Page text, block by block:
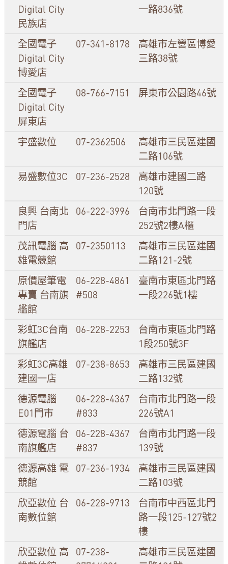
Digital City
民族店
一路836號
全國電子
Digital City
博愛店
07-341-8178
高雄市左營區博愛
三路38號
全國電子
Digital City
屏東店
08-766-7151 屏東市公園路46號
宇盛數位 07-2362506
高雄市三民區建國
二路106號
易盛數位3C
07-236-2528
高雄市建國二路
120號
良興 台南北
門店
06-222-3996
台南市北門路一段
252號2樓A櫃
茂訊電腦 高
雄電競館
07-2350113
高雄市三民區建國
二路121-2號
原價屋筆電
專賣 台南旗
艦館
06-228-4861
#508
臺南市東區北門路
一段226號1樓
彩虹3C台南
旗艦店
06-228-2253
台南市東區北門路
1段250號3F
彩虹3C高雄
建國一店
07-238-8653
高雄市三民區建國
二路132號
德源電腦
E01門市
06-228-4367
#833
台南市北門路一段
226號A1
德源電腦 台
南旗艦店
06-228-4367
#837
台南市北門路一段
139號
德源高雄 電
競館
07-236-1934
高雄市三民區建國
二路103號
欣亞數位 台
南數位館
06-228-9713
台南市中西區北門
路一段125-127號2
樓
欣亞數位 高
07-238-
高雄市三民區建國